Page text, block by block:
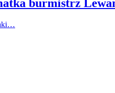
burmistrz